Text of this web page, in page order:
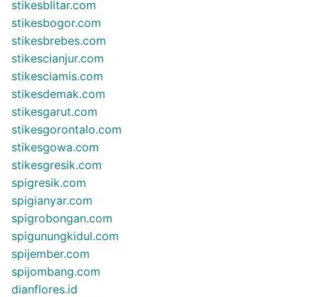
stikesblitar.com
stikesbogor.com
stikesbrebes.com
stikescianjur.com
stikesciamis.com
stikesdemak.com
stikesgarut.com
stikesgorontalo.com
stikesgowa.com
stikesgresik.com
spigresik.com
spigianyar.com
spigrobongan.com
spigunungkidul.com
spijember.com
spijombang.com
dianflores.id